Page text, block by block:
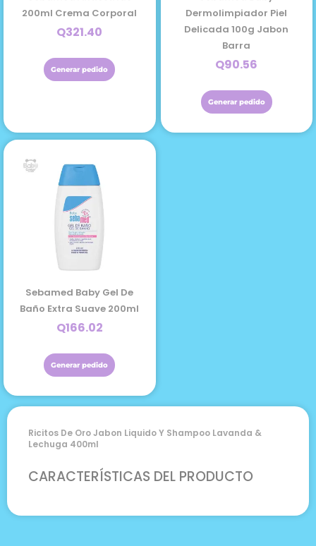
Ricitos De Oro Jabon Liquido Y Shampoo Lavanda &
Lechuga 400ml
CARACTERÍSTICAS DEL PRODUCTO
200ml Crema Corporal
Q321.40
Generar pedido
Dermolimpiador Piel
Delicada 100g Jabon
Barra
Q90.56
Generar pedido
Sebamed Baby Gel De
Baño Extra Suave 200ml
Q166.02
Generar pedido